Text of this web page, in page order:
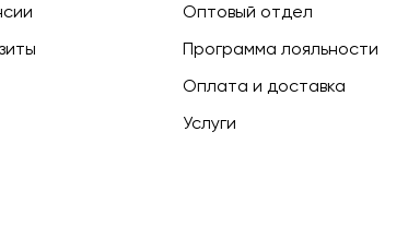
Оптовый отдел
Программа лояльности
Оплата и доставка
Услуги